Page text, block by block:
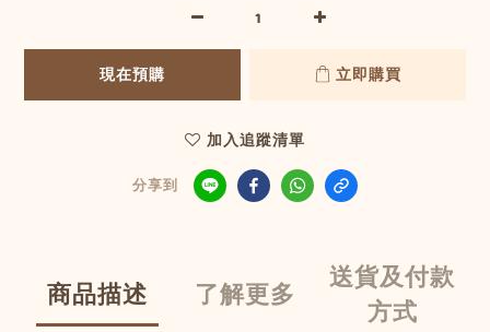
現在預購 立即購買
加入追蹤清單
分享到
商品描述 了解更多
送貨及付款
方式